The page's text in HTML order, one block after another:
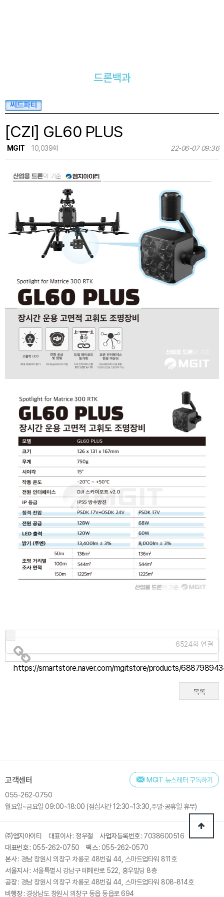
드론백과
써드파티
[CZI] GL60 PLUS
MGIT 10,039회 22-06-07 09:36
https://smartstore.naver.com/mgitstore/products/
6524회 연결
목록
고객센터
055-262-0750
월요일~금요일 09:00~18:00 (점심시간 12:30~13:30,주말·공휴일 휴무)
MGIT 뉴스레터 구독하기
㈜엠지아이티 대표이사 : 정우철 사업자등록번호 : 7038600516
대표번호 : 055-262-0750 팩스 : 055-262-0570
본사 : 경남 창원시 의창구 차룡로 48번길 44, 스마트업타워 811호
서울지사 : 서울특별시 강남구 테헤란로 522, 홍우빌딩 8층
공장 : 경남 창원시 의창구 차룡로 48번길 44, 스마트업타워 808-814호
비행장 : 경상남도 창원시 의창구 동읍 동읍로 694